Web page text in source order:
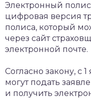
Электронный полис
цифровая версия
полиса, который
через сайт
электронной почте.
Согласно закону, с
могут подать
и получить